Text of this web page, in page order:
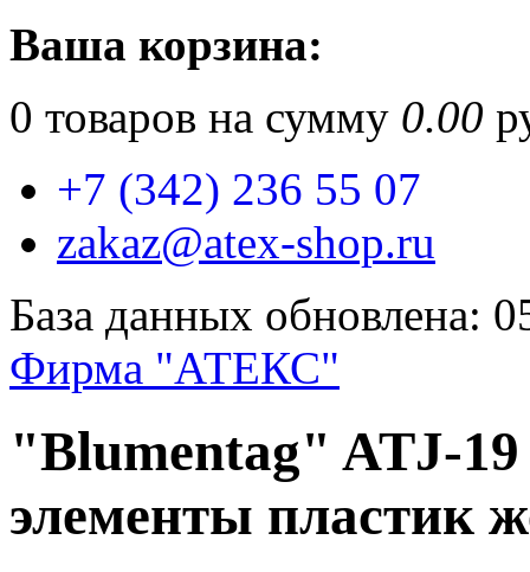
Ваша корзина:
0 товаров на сумму 0.00
+7 (342) 236 55 07
zakaz@atex-shop.ru
База данных обновлена:
Фирма "АТЕКС"
"Blumentag" ATJ-
элементы пластик